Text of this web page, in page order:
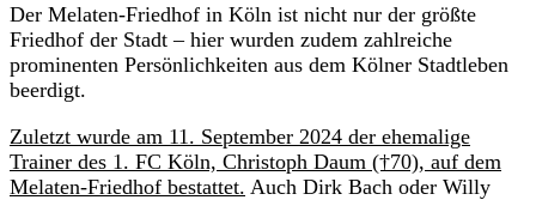
Der Melaten-Friedhof in Köln ist nicht nur der größte
Friedhof der Stadt – hier wurden zudem zahlreiche
prominenten Persönlichkeiten aus dem Kölner Stadtleben
beerdigt.
Zuletzt wurde am 11. September 2024 der ehemalige
Trainer des 1. FC Köln, Christoph Daum (†70), auf dem
Melaten-Friedhof bestattet. Auch Dirk Bach oder Willy